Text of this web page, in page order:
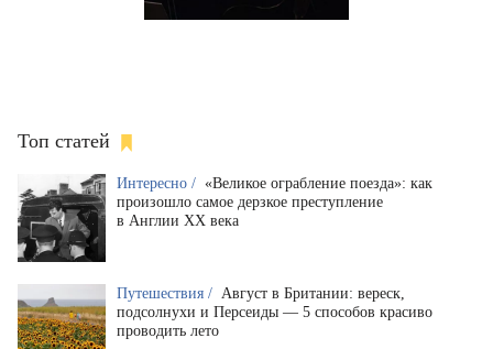
Топ статей
Интересно / «Великое ограбление поезда»: как
произошло самое дерзкое преступление
в Англии XX века
Путешествия / Август в Британии: вереск,
подсолнухи и Персеиды — 5 способов красиво
проводить лето